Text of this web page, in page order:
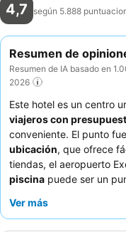
4,7 según 5.888
Resumen de
Resumen de IA basado en
2026
Este hotel es un centro
viajeros con
conveniente. El punto
ubicación, que ofrece
tiendas, el aeropuerto
piscina puede ser un
como bar, restaurante y
Ver más